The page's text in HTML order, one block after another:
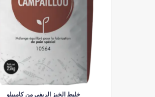
خليط الخبز الريفي من كامبيلو